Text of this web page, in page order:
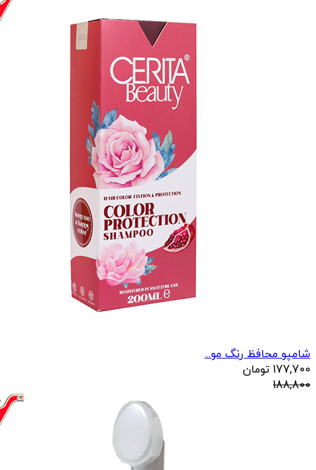
شامپو محافظ رنگ مو...
177,700 تومان
188,800